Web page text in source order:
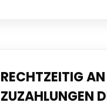
RECHTZEITIG AN
ZUZAHLUNGEN